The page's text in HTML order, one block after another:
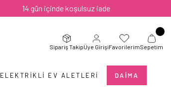
14 gün içinde koşulsuz iade
Sipariş TakipÜye GirişiFavorilerimSepetim
ELEKTRIKLI EV ALETLERI DAIMA